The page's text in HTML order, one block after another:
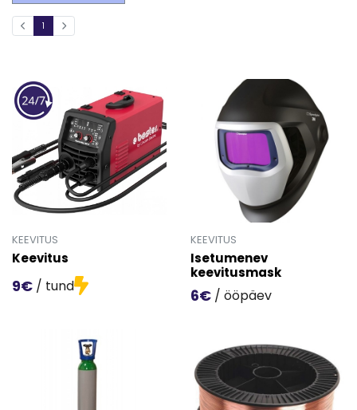
1
KEEVITUS
Keevitus
9€ / tund
Mine toote 'Keevitus' detailinfo lehele.
KEEVITUS
Isetumenev
keevitusmask
6€ / ööpäev